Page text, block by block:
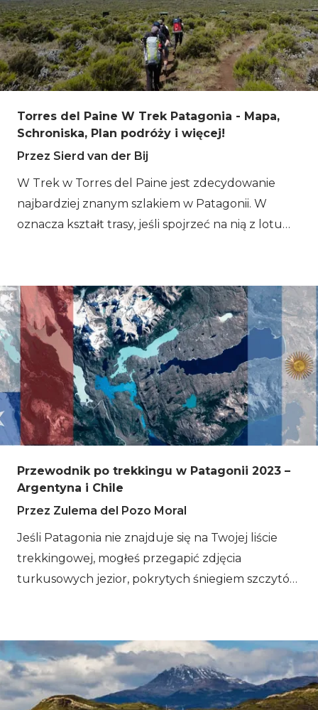
Torres del Paine W Trek Patagonia - Mapa,
Schroniska, Plan podróży i więcej!
Przez Sierd van der Bij
W Trek w Torres del Paine jest zdecydowanie
najbardziej znanym szlakiem w Patagonii. W
oznacza kształt trasy, jeśli spojrzeć na nią z lotu
najpiękniejsze atrakcje Parku Narodowego Torres
del Paine. W tym wpisie na blogu opowiemy Ci
wszystko, co musisz wiedzieć o refugiach na W-
treku, mapie, trasie i nie tylko!
Przewodnik po trekkingu w Patagonii 2023 –
Argentyna i Chile
Przez Zulema del Pozo Moral
Jeśli Patagonia nie znajduje się na Twojej liście
trekkingowej, mogłeś przegapić zdjęcia
turkusowych jezior, pokrytych śniegiem szczytów
mamy na myśli słynnej marki odzieżowej.
Patagonia to obszar o powierzchni niemal 1
miliona (!) kilometrów kwadratowych, podzielony
między Argentynę i Chile. Jest ogromny, więc od